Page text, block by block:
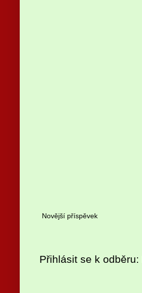
Novější příspěvek
Přihlásit se k odběru: